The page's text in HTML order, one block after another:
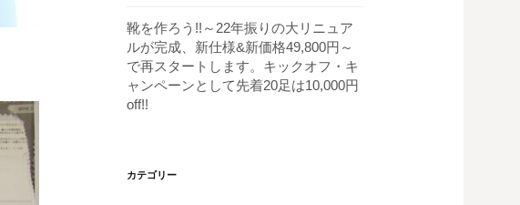
靴を作ろう!!～22年振りの大リニュア
ルが完成、新仕様&新価格49,800円～
で再スタートします。キックオフ・キ
ャンペーンとして先着20足は10,000円
off!!
カテゴリー